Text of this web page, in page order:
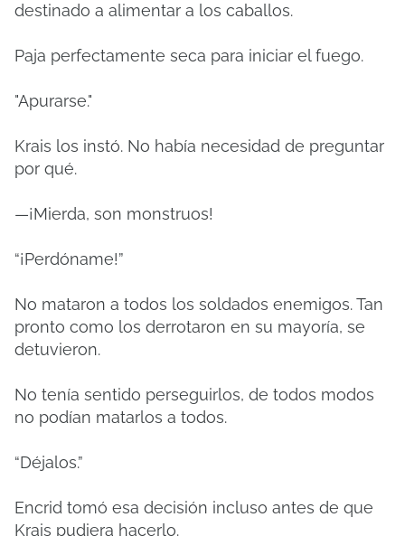
destinado a alimentar a los caballos.
Paja perfectamente seca para iniciar el fuego.
"Apurarse."
Krais los instó. No había necesidad de preguntar
por qué.
—¡Mierda, son monstruos!
“¡Perdóname!”
No mataron a todos los soldados enemigos. Tan
pronto como los derrotaron en su mayoría, se
detuvieron.
No tenía sentido perseguirlos, de todos modos
no podían matarlos a todos.
“Déjalos.”
Encrid tomó esa decisión incluso antes de que
Krais pudiera hacerlo.